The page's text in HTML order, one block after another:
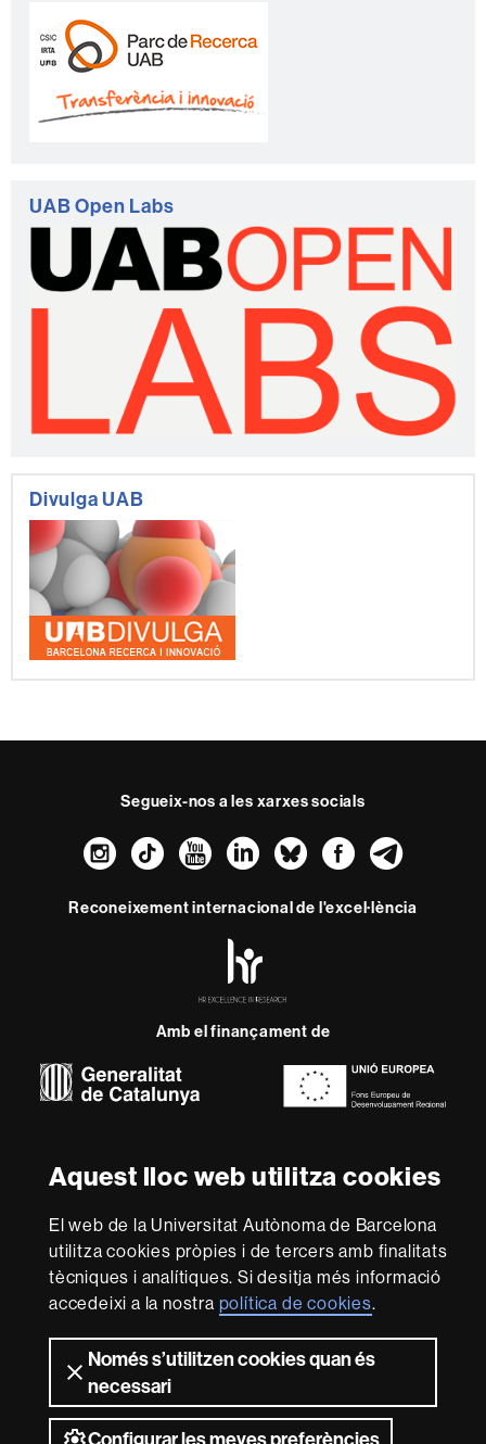
Aquest lloc web utilitza cookies
El web de la Universitat Autònoma de Barcelona
utilitza cookies pròpies i de tercers amb finalitats
tècniques i analítiques. Si desitja més informació
accedeixi a la nostra política de cookies.
Només s’utilitzen cookies quan és
necessari
UAB Open Labs
Divulga UAB
Segueix-nos a les xarxes socials
Instagram
TikTokYouTube
LinkedIn
Bluesky
Reconeixement internacional de l'excel·lència
-
Amb el finançament de
web
Avís legal Protecció de dades Sobre el
web
Accessibilitat web Mapa del web UAB
Som una universitat capdavantera que imparteix una
docència de qualitat i excel·lència, diversificada,
multidisciplinària i flexible, ajustada a les necessitats de
coneixement. La UAB és reconeguda internacionalment
per la qualitat i el caràcter innovador de la seva recerca.
2026 Universitat Autònoma de Barcelona